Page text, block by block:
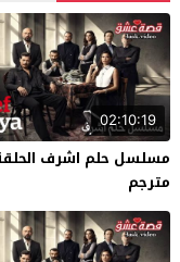
02:10:19
مترجم